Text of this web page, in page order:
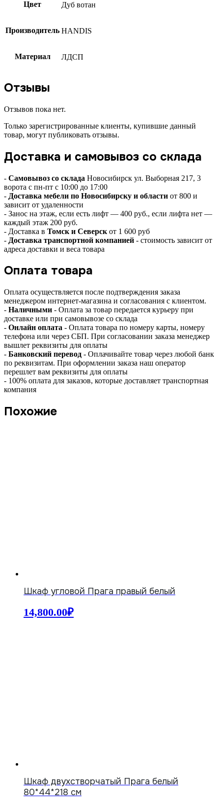
Цвет Дуб вотан
Производитель HANDIS
Материал ЛДСП
Отзывы
Отзывов пока нет.
Только зарегистрированные клиенты, купившие данный
товар, могут публиковать отзывы.
Доставка и самовывоз со склада
- Самовывоз со склада Новосибирск ул. Выборная 217, 3
ворота с пн-пт с 10:00 до 17:00
- Доставка мебели по Новосибирску и области от 800 и
зависит от удаленности
- Занос на этаж, если есть лифт — 400 руб., если лифта нет —
каждый этаж 200 руб.
- Доставка в Томск и Северск от 1 600 руб
- Доставка транспортной компанией - стоимость зависит от
адреса доставки и веса товара
Оплата товара
Оплата осуществляется после подтверждения заказа
менеджером интернет-магазина и согласования с клиентом.
- Наличными - Оплата за товар передается курьеру при
доставке или при самовывозе со склада
- Онлайн оплата - Оплата товара по номеру карты, номеру
телефона или через СБП. При согласовании заказа менеджер
вышлет реквизиты для оплаты
- Банковский перевод - Оплачивайте товар через любой банк
по реквизитам. При оформлении заказа наш оператор
перешлет вам реквизиты для оплаты
- 100% оплата для заказов, которые доставляет транспортная
компания
Похожие
Шкаф угловой Прага правый белый
14,800.00₽
Шкаф двухстворчатый Прага белый
80*44*218 см